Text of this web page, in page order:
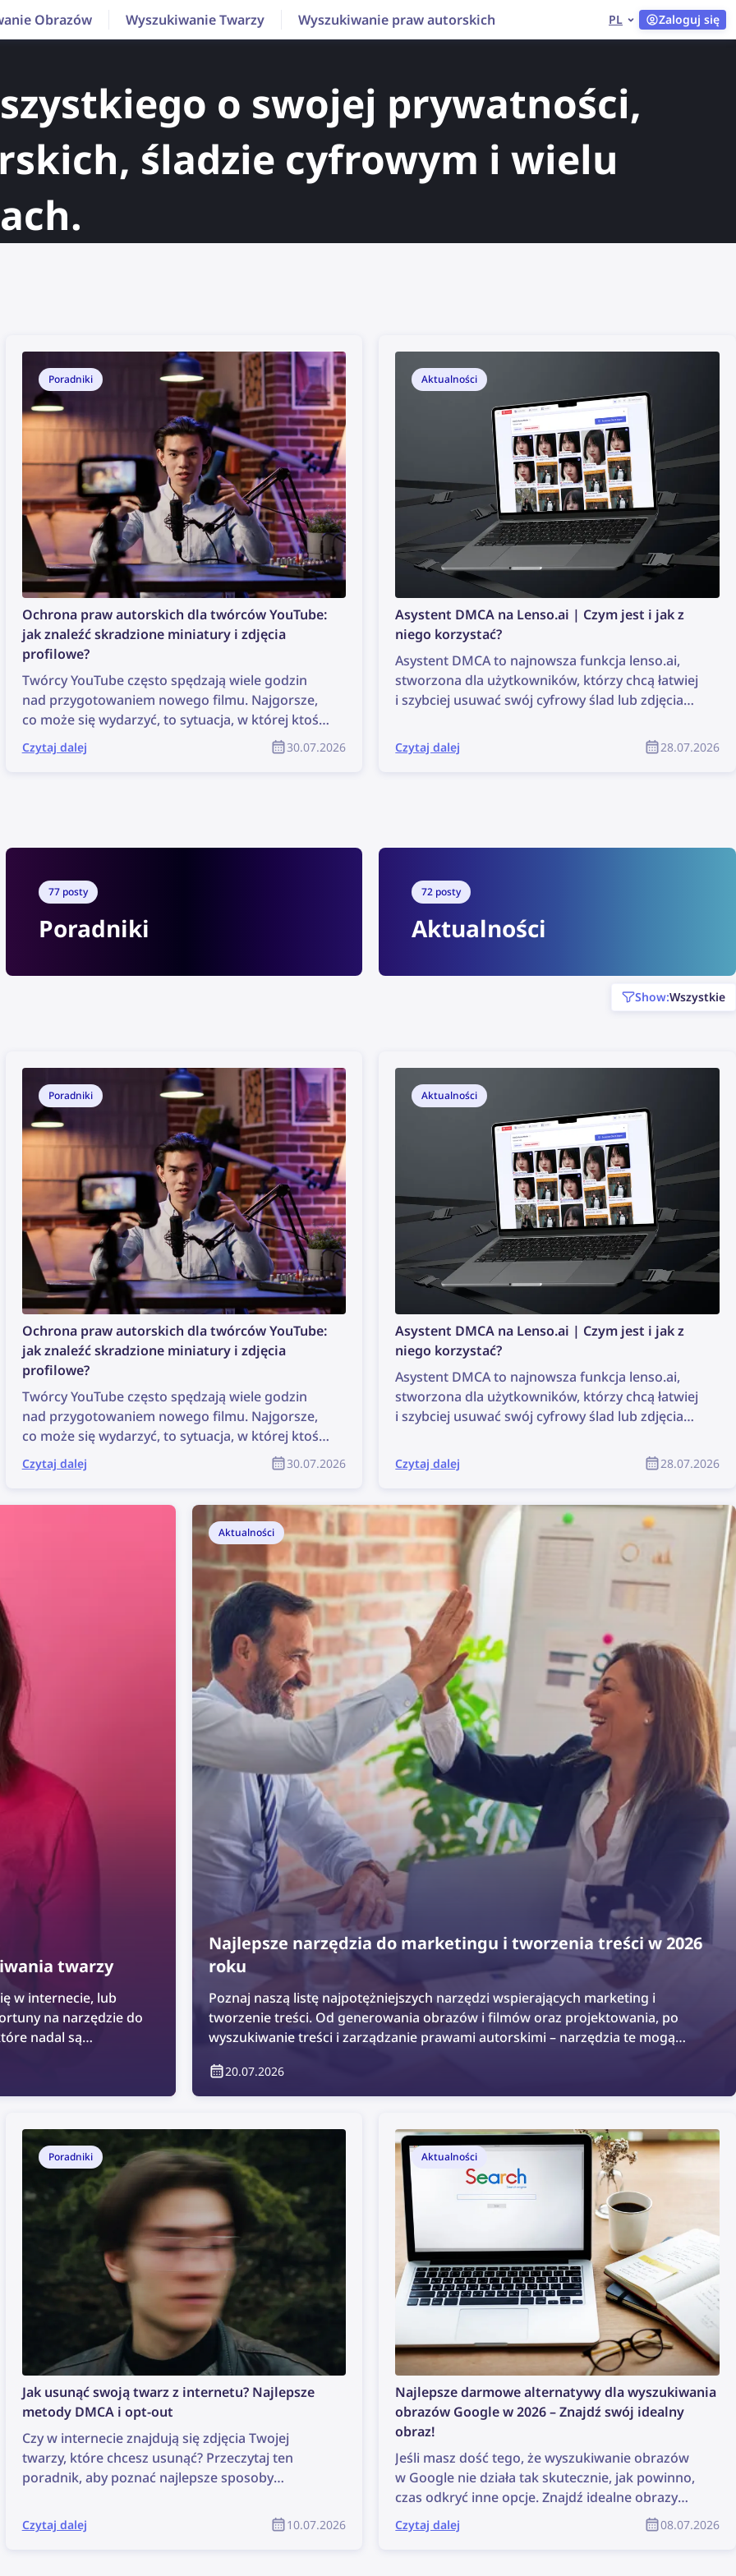
Obrazów Wyszukiwanie Twarzy Wyszukiwanie praw autorskich PL Zaloguj się
o swojej prywatności,
śladzie cyfrowym i wielu
Poradniki
Ochrona praw autorskich dla twórców YouTube:
jak znaleźć skradzione miniatury i zdjęcia
profilowe?
Twórcy YouTube często spędzają wiele godzin
nad przygotowaniem nowego filmu. Najgorsze,
co może się wydarzyć, to sytuacja, w której ktoś
po prostu ukradnie ich treści, wykorzysta je bez
zgody, a autor nie otrzyma za nie żadnego
Czytaj dalej 30.07.2026
Aktualności
Asystent DMCA na Lenso.ai | Czym jest i jak z
niego korzystać?
Asystent DMCA to najnowsza funkcja lenso.ai,
stworzona dla użytkowników, którzy chcą łatwiej
i szybciej usuwać swój cyfrowy ślad lub zdjęcia
generuje gotowe do wklejenia wiadomości e-
mail, które można wykorzystać do wysyłania
Czytaj dalej 28.07.2026
77 posty
Poradniki
72 posty
Aktualności
show:Wszystkie
Poradniki
Ochrona praw autorskich dla twórców YouTube:
jak znaleźć skradzione miniatury i zdjęcia
profilowe?
Twórcy YouTube często spędzają wiele godzin
nad przygotowaniem nowego filmu. Najgorsze,
co może się wydarzyć, to sytuacja, w której ktoś
po prostu ukradnie ich treści, wykorzysta je bez
zgody, a autor nie otrzyma za nie żadnego
chronić swoje prawa autorskie jako członek
Czytaj dalej 30.07.2026
Aktualności
Asystent DMCA na Lenso.ai | Czym jest i jak z
niego korzystać?
Asystent DMCA to najnowsza funkcja lenso.ai,
stworzona dla użytkowników, którzy chcą łatwiej
i szybciej usuwać swój cyfrowy ślad lub zdjęcia
generuje gotowe do wklejenia wiadomości e-
mail, które można wykorzystać do wysyłania
internetowych, na których znaleziono obrazy.
Czytaj dalej, aby dowiedzieć się, jak usunąć swoje
zdjęcia z dowolnej strony internetowej z pomocą
Asystenta DMCA na lenso.ai.
Czytaj dalej 28.07.2026
twarzy
w internecie, lub
na narzędzie do
nadal są
Aktualności
Najlepsze narzędzia do marketingu i tworzenia treści w 2026
roku
Poznaj naszą listę najpotężniejszych narzędzi wspierających marketing i
tworzenie treści. Od generowania obrazów i filmów oraz projektowania, po
wyszukiwanie treści i zarządzanie prawami autorskimi – narzędzia te mogą
znajdziesz pełną listę najlepszych narzędzi marketingowych i narzędzi do
tworzenia treści dla specjalistów ds. marketingu oraz projektantów produktów.
20.07.2026
Poradniki
Jak usunąć swoją twarz z internetu? Najlepsze
metody DMCA i opt-out
Czy w internecie znajdują się zdjęcia Twojej
twarzy, które chcesz usunąć? Przeczytaj ten
poradnik, aby poznać najlepsze sposoby
Czytaj dalej 10.07.2026
Aktualności
Najlepsze darmowe alternatywy dla wyszukiwania
obrazów Google w 2026 – Znajdź swój idealny
obraz!
Jeśli masz dość tego, że wyszukiwanie obrazów
w Google nie działa tak skutecznie, jak powinno,
czas odkryć inne opcje. Znajdź idealne obrazy
dzięki najlepszym darmowym narzędziom do
wyszukiwania obrazów w 2026 roku!
Czytaj dalej 08.07.2026